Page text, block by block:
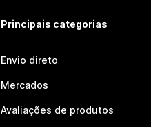
Principais categorias
Envio direto
Mercados
Avaliações de produtos